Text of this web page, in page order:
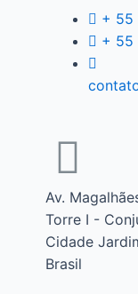
+ 55
+ 55
Av.
Torre I -
Cidade
Brasil